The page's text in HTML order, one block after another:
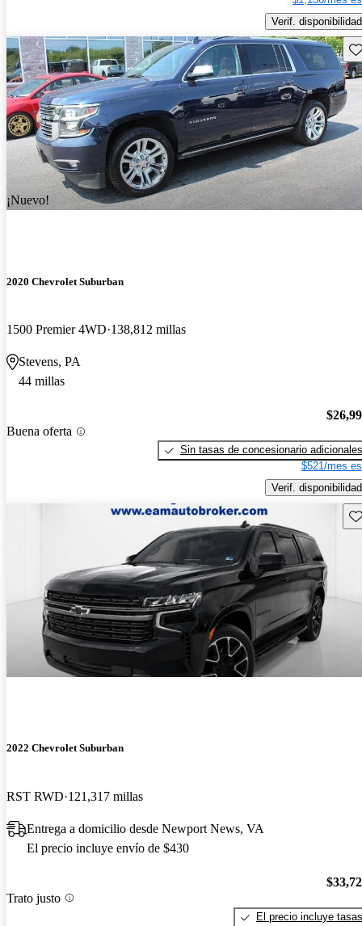
Verif. disponibilidad
¡Nuevo!
2020 Chevrolet Suburban
1500 Premier 4WD 138,812 millas
Stevens, PA
44 millas
Buena oferta
Sin tasas de concesionario adicionales
$521/mes
Verif. disponibilidad
2022 Chevrolet Suburban
RST RWD 121,317 millas
Entrega a domicilio desde Newport News, VA
El precio incluye envío de $430
Trato justo
El precio incluye tasas